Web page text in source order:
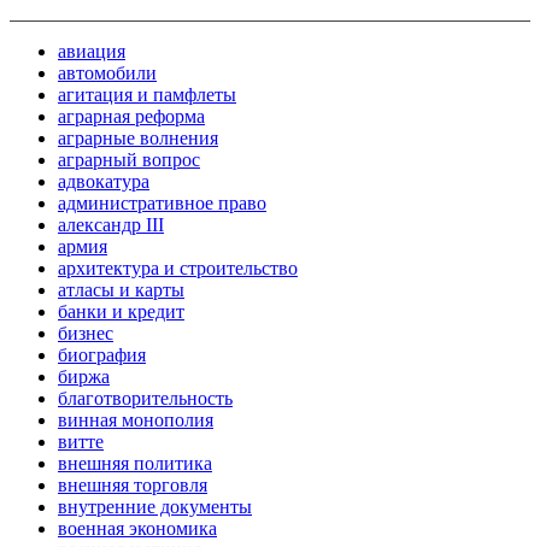
авиация
автомобили
агитация и памфлеты
аграрная реформа
аграрные волнения
аграрный вопрос
адвокатура
административное право
александр III
армия
архитектура и строительство
атласы и карты
банки и кредит
бизнес
биография
биржа
благотворительность
винная монополия
витте
внешняя политика
внешняя торговля
внутренние документы
военная экономика